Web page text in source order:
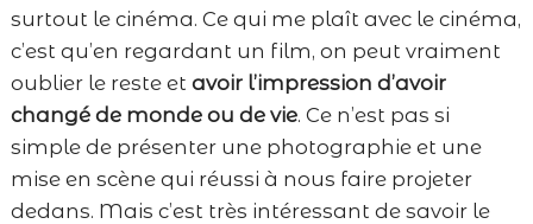
surtout le cinéma. Ce qui me plaît avec le cinéma,
c’est qu’en regardant un film, on peut vraiment
oublier le reste et avoir l’impression d’avoir
changé de monde ou de vie. Ce n’est pas si
simple de présenter une photographie et une
mise en scène qui réussi à nous faire projeter
dedans. Mais c’est très intéressant de savoir le